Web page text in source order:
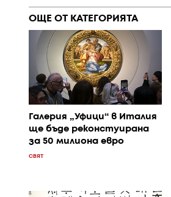
ОЩЕ ОТ КАТЕГОРИЯТА
Галерия „Уфици“ в Италия
ще бъде реконстуирана
за 50 милиона евро
СВЯТ